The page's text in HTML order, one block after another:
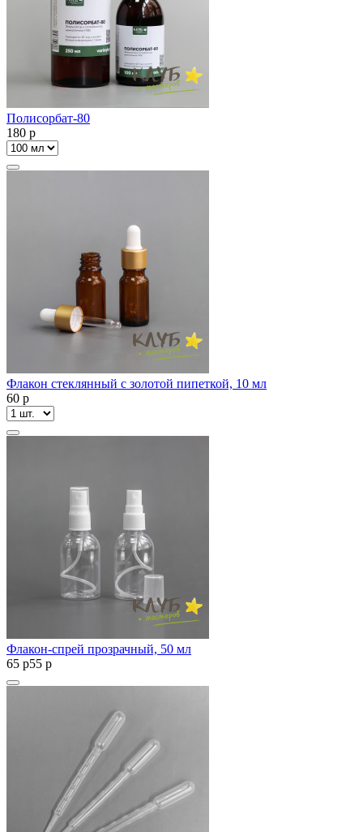
Полисорбат-80
180 p
Флакон стеклянный с золотой пипеткой, 10 мл
60 p
Флакон-спрей прозрачный, 50 мл
65 p55 p